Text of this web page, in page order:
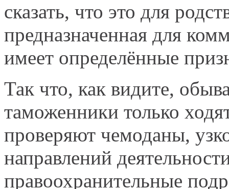
сказать, что это для
предназначенная для
имеет определённые
Так что, как видите,
таможенники только
проверяют чемоданы,
направлений
правоохранительные